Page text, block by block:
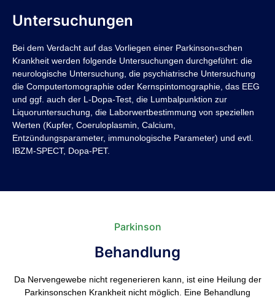
Untersuchungen
Bei dem Verdacht auf das Vorliegen einer Parkinson«schen
Krankheit werden folgende Untersuchungen durchgeführt: die
neurologische Untersuchung, die psychiatrische Untersuchung
die Computertomographie oder Kernspintomographie, das EEG
und ggf. auch der L-Dopa-Test, die Lumbalpunktion zur
Liquoruntersuchung, die Laborwertbestimmung von speziellen
Werten (Kupfer, Coeruloplasmin, Calcium,
Entzündungsparameter, immunologische Parameter) und evtl.
IBZM-SPECT, Dopa-PET.
Parkinson
Behandlung
Da Nervengewebe nicht regenerieren kann, ist eine Heilung der
Parkinsonschen Krankheit nicht möglich. Eine Behandlung